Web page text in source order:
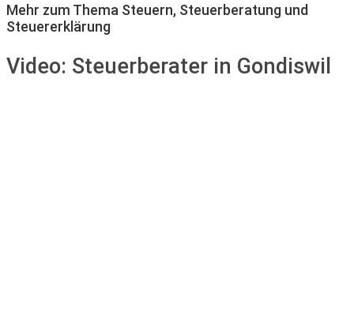
Mehr zum Thema Steuern, Steuerberatung und
Steuererklärung
Video: Steuerberater in Gondiswil